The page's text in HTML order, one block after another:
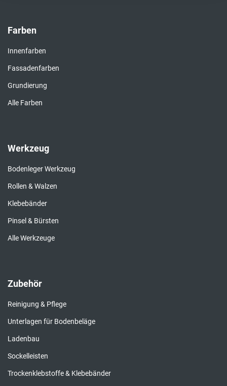
Farben
Innenfarben
Fassadenfarben
Grundierung
Alle Farben
Werkzeug
Bodenleger Werkzeug
Rollen & Walzen
Klebebänder
Pinsel & Bürsten
Alle Werkzeuge
Zubehör
Reinigung & Pflege
Unterlagen für Bodenbeläge
Ladenbau
Sockelleisten
Trockenklebstoffe & Klebebänder